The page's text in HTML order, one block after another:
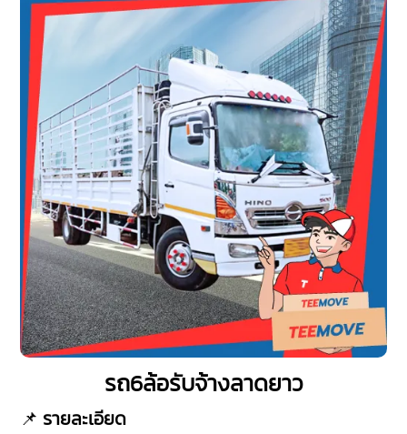
รถ6ล้อรับจ้างลาดยาว
📌 รายละเอียด